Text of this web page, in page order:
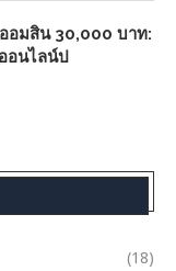
อมสิน 30,000 บาท:
อนไลน์ป
(18)